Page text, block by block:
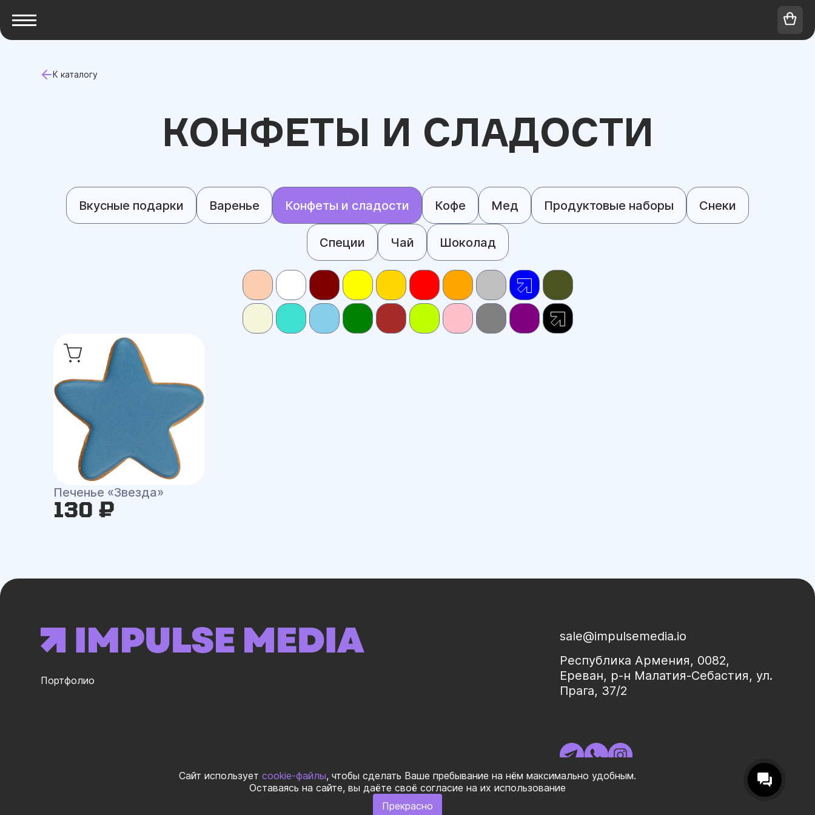
К каталогу
КОНФЕТЫ И СЛАДОСТИ
Вкусные подарки Варенье Конфеты и сладости Кофе Мед Продуктовые наборы Снеки
Специи Чай Шоколад
Печенье «Звезда»
130 ₽
Портфолио
sale@impulsemedia.io
Республика Армения, 0082,
Ереван, р-н Малатия-Себастия, ул.
Прага, 37/2
© 2026 ООО «ИМПУЛЬС МЕДИА ГЛОБАЛ» Все права защищеныㅤ|ㅤПравила использования материалов
Сайт использует cookie-файлы, чтобы сделать Ваше пребывание на нём максимально удобным.
Оставаясь на сайте, вы даёте своё согласие на их использование
Прекрасно